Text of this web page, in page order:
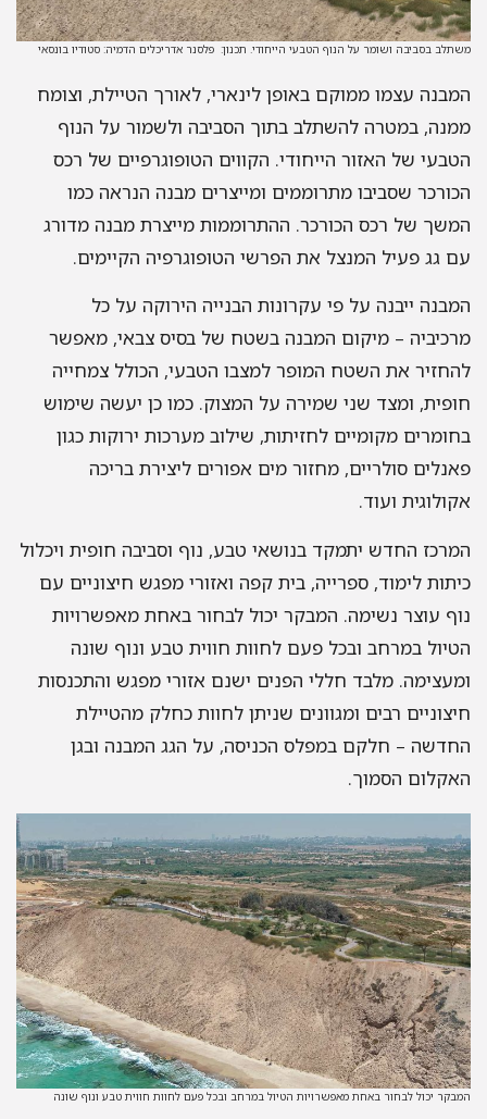
משתלב בסביבה ושומר על הנוף הטבעי הייחודי. תכנון: פלסנר אדריכלים הדמיה: סטודיו בונסאי
המבנה עצמו ממוקם באופן לינארי, לאורך הטיילת, וצומח
ממנה, במטרה להשתלב בתוך הסביבה ולשמור על הנוף
הטבעי של האזור הייחודי. הקווים הטופוגרפיים של רכס
הכורכר שסביבו מתרוממים ומייצרים מבנה הנראה כמו
המשך של רכס הכורכר. ההתרוממות מייצרת מבנה מדורג
עם גג פעיל המנצל את הפרשי הטופוגרפיה הקיימים.
המבנה ייבנה על פי עקרונות הבנייה הירוקה על כל
מרכיביה – מיקום המבנה בשטח של בסיס צבאי, מאפשר
להחזיר את השטח המופר למצבו הטבעי, הכולל צמחייה
חופית, ומצד שני שמירה על המצוק. כמו כן יעשה שימוש
בחומרים מקומיים לחזיתות, שילוב מערכות ירוקות כגון
פאנלים סולריים, מחזור מים אפורים ליצירת בריכה
אקולוגית ועוד.
המרכז החדש יתמקד בנושאי טבע, נוף וסביבה חופית ויכלול
כיתות לימוד, ספרייה, בית קפה ואזורי מפגש חיצוניים עם
נוף עוצר נשימה. המבקר יכול לבחור באחת מאפשרויות
הטיול במרחב ובכל פעם לחוות חווית טבע ונוף שונה
ומעצימה. מלבד חללי הפנים ישנם אזורי מפגש והתכנסות
חיצוניים רבים ומגוונים שניתן לחוות כחלק מהטיילת
החדשה – חלקם במפלס הכניסה, על הגג המבנה ובגן
האקלום הסמוך.
המבקר יכול לבחור באחת מאפשרויות הטיול במרחב ובכל פעם לחוות חווית טבע ונוף שונה